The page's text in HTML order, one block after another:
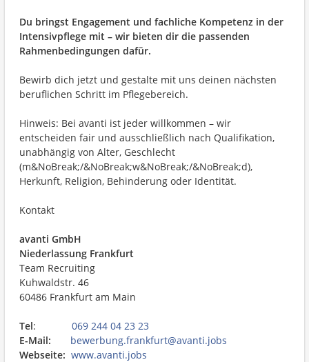
Du bringst Engagement und fachliche Kompetenz in der
Intensivpflege mit – wir bieten dir die passenden
Rahmenbedingungen dafür.
Bewirb dich jetzt und gestalte mit uns deinen nächsten
beruflichen Schritt im Pflegebereich.
Hinweis: Bei avanti ist jeder willkommen – wir
entscheiden fair und ausschließlich nach Qualifikation,
unabhängig von Alter, Geschlecht
(m&NoBreak;/&NoBreak;w&NoBreak;/&NoBreak;d),
Herkunft, Religion, Behinderung oder Identität.
Kontakt
avanti GmbH
Niederlassung Frankfurt
Team Recruiting
Kuhwaldstr. 46
60486 Frankfurt am Main
Tel: 069 244 04 23 23
E-Mail:
bewerbung.frankfurt@avanti.jobs
Webseite: www.avanti.jobs